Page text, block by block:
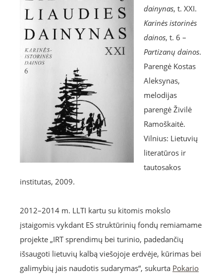
dainynas, t. XXI.
Karinės istorinės
dainos, t. 6 –
Partizanų dainos.
Parengė Kostas
Aleksynas,
melodijas
parengė Živilė
Ramoškaitė.
Vilnius: Lietuvių
literatūros ir
tautosakos
institutas, 2009.
2012–2014 m. LLTI kartu su kitomis mokslo
įstaigomis vykdant ES struktūrinių fondų remiamame
projekte „IRT sprendimų bei turinio, padedančių
išsaugoti lietuvių kalbą viešojoje erdvėje, kūrimas bei
galimybių jais naudotis sudarymas“, sukurta Pokario